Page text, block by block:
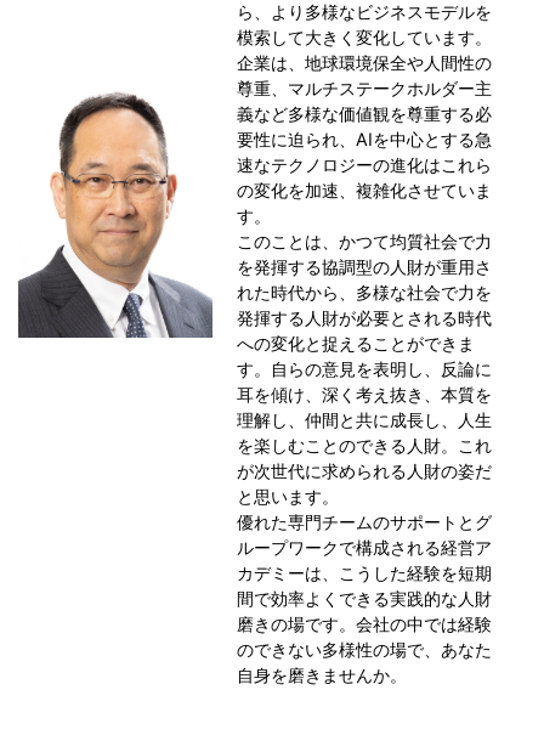
ら、より多様なビジネスモデルを
模索して大きく変化しています。
企業は、地球環境保全や人間性の
尊重、マルチステークホルダー主
義など多様な価値観を尊重する必
要性に迫られ、AIを中心とする急
速なテクノロジーの進化はこれら
の変化を加速、複雑化させていま
す。
このことは、かつて均質社会で力
を発揮する協調型の人財が重用さ
れた時代から、多様な社会で力を
発揮する人財が必要とされる時代
への変化と捉えることができま
す。自らの意見を表明し、反論に
耳を傾け、深く考え抜き、本質を
理解し、仲間と共に成長し、人生
を楽しむことのできる人財。これ
が次世代に求められる人財の姿だ
と思います。
優れた専門チームのサポートとグ
ループワークで構成される経営ア
カデミーは、こうした経験を短期
間で効率よくできる実践的な人財
磨きの場です。会社の中では経験
のできない多様性の場で、あなた
自身を磨きませんか。